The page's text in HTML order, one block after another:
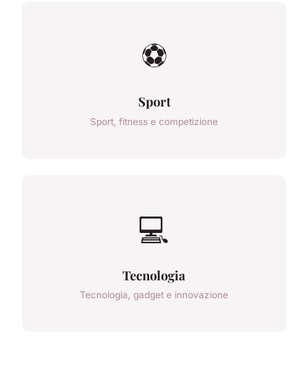
⚽
Sport
Sport, fitness e competizione
💻
Tecnologia
Tecnologia, gadget e innovazione